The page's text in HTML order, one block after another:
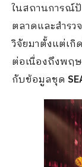
ในสถานการณ์
ตลาดและสำร
วิจัยมาตั้งแต่เ
ต่อเนื่องถึงพฤ
กับข้อมูลชุด